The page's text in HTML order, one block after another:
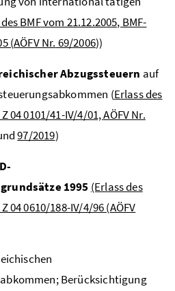
BMFvom 21.12.2005, BMF-
(AÖFVNr. 69/2006))
Abzugssteuern auf
(Erlass des
04 0101/41-IV/4/01,AÖFVNr.
97/2019)
-
1995 (Erlass des
04 0610/188-IV/4/96 (AÖFV
Berücksichtigung